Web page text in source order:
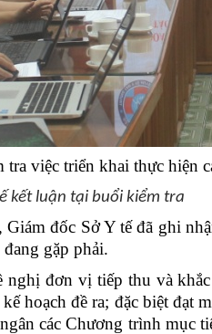
việc triển khai thực hiện
kết luận tại buổi kiểm tra
đốc Sở Y tế đã ghi
gặp phải.
đơn vị tiếp thu và
hoạch đề ra; đặc biệt
các Chương trình